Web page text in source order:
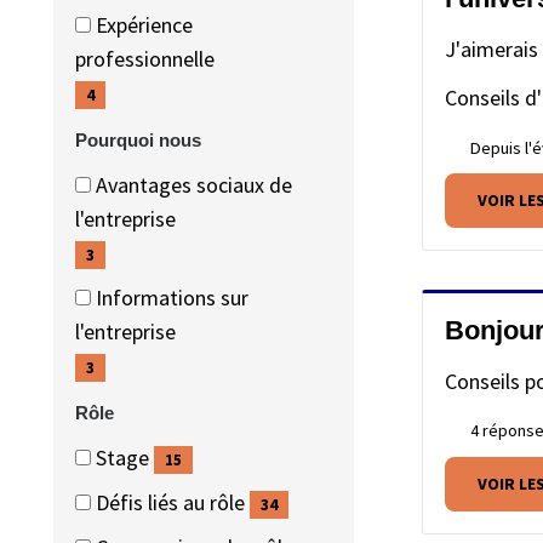
(11
éléments)
Expérience
professionnelle(4
4
Pourquoi nous
Pourquoi
nous
Pourquoi
nous
Avantages sociaux de
l'entreprise(3
3
Informations sur
l'entreprise(3
3
Rôle
Rôle
Rôle
Stage
(15
15
Défis liés au rôle
(34
34
Conseils
Depuis
VOIR
Conseils
4
VOIR